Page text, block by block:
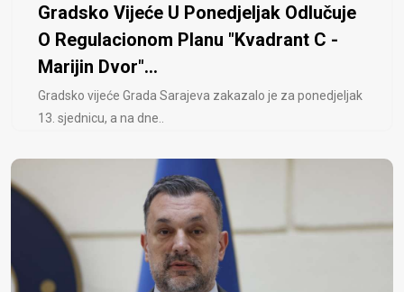
Gradsko Vijeće U Ponedjeljak Odlučuje
O Regulacionom Planu "Kvadrant C -
Marijin Dvor"...
Gradsko vijeće Grada Sarajeva zakazalo je za ponedjeljak
13. sjednicu, a na dne..